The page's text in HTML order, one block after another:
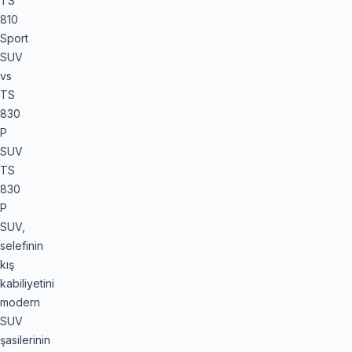
810
Sport
SUV
vs
TS
830
P
SUV
TS
830
P
SUV,
selefinin
kış
kabiliyetini
modern
SUV
şasilerinin